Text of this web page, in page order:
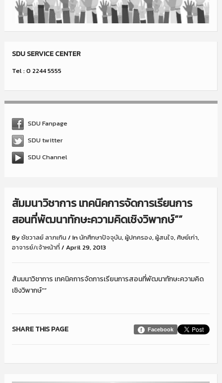
SDU SERVICE CENTER
Tel : 0 2244 5555
SDU Fanpage
SDU twitter
SDU Channel
สัมมนาวิชาการ เทคนิคการจัดการเรียนการ
สอนที่พัฒนาทักษะความคิดเชิงวิพากษ์””
Byชัชวาลย์ ลาภเกิน / Inนักศึกษาปัจจุบัน, ผู้ปกครอง, ผู้สนใจ, ศิษย์เก่า,
อาจารย์/เจ้าหน้าที่/ April 29, 2013
สัมมนาวิชาการ เทคนิคการจัดการเรียนการสอนที่พัฒนาทักษะความคิด
เชิงวิพากษ์””
Facebook
SHARE THIS PAGE